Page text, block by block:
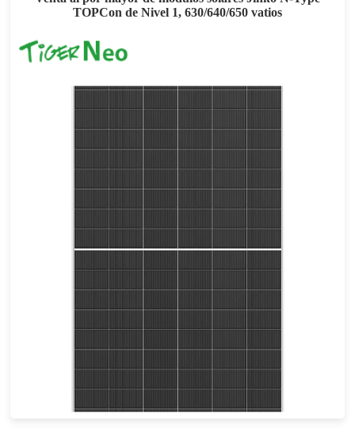
TOPCon de Nivel 1, 630/640/650 vatios
625-650W